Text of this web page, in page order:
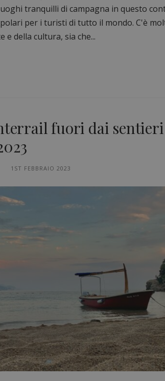
tranquilli di campagna in questo
per i turisti di tutto il mondo. C'è
e della cultura, sia che...
fuori dai
1ST FEBBRAIO 2023